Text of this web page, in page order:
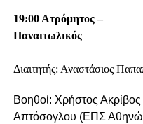
19:00 Ατρόμητος –
Παναιτωλικός
Διαιτητής: Αναστάσιος
Βοηθοί: Χρήστος
Απτόσογλου (ΕΠΣ